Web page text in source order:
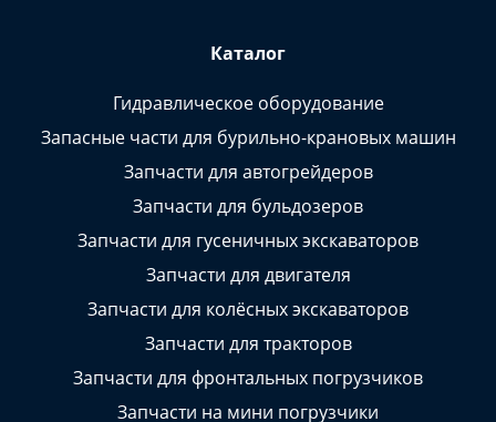
Каталог
Гидравлическое оборудование
Запасные части для бурильно-крановых машин
Запчасти для автогрейдеров
Запчасти для бульдозеров
Запчасти для гусеничных экскаваторов
Запчасти для двигателя
Запчасти для колёсных экскаваторов
Запчасти для тракторов
Запчасти для фронтальных погрузчиков
Запчасти на мини погрузчики